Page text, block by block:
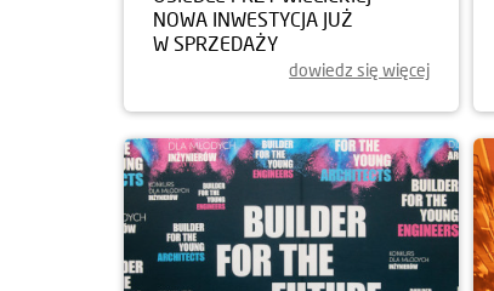
NOWA INWESTYCJA JUŻ
W SPRZEDAŻY
dowiedz się więcej